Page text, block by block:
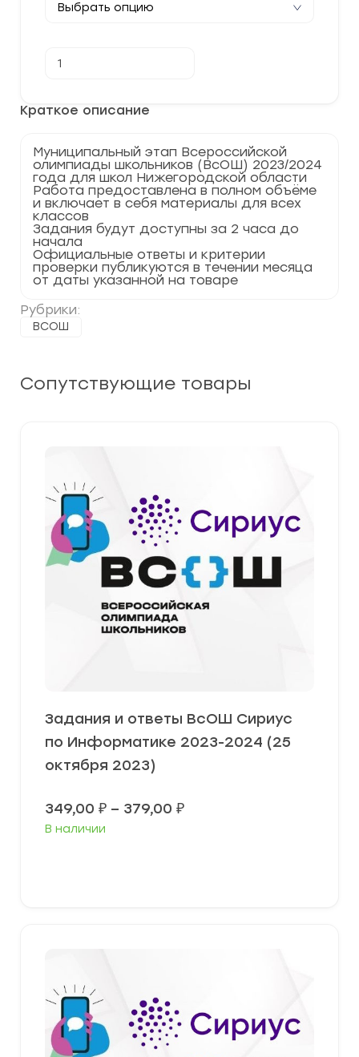
Краткое описание
Муниципальный этап Всероссийской
олимпиады школьников (ВсОШ) 2023/2024
года для школ Нижегородской области
Работа предоставлена в полном объёме
и включает в себя материалы для всех
классов
Задания будут доступны за 2 часа до
начала
Официальные ответы и критерии
проверки публикуются в течении месяца
от даты указанной на товаре
Рубрики:
ВСОШ
товара
этап
по
2024
г.
по
Нижегородской
области
52
регион
Сопутствующие товары
Задания и ответы ВсОШ Сириус
по Информатике 2023-2024 (25
октября 2023)
349,00 ₽ – 379,00 ₽Диапазон
В наличии